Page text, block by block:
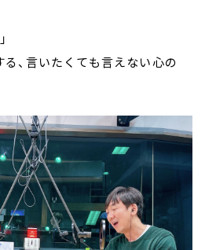
、言いたくても言えない心の